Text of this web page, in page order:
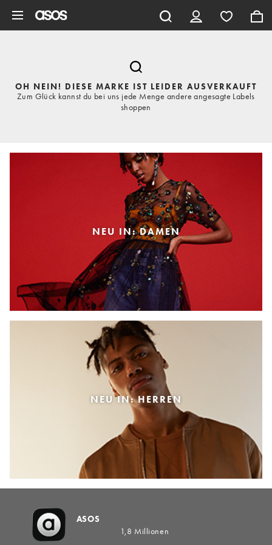
OH NEIN! DIESE MARKE IST LEIDER AUSVERKAUFT
Zum Glück kannst du bei uns jede Menge andere angesagte Labels
shoppen
NEU IN: DAMEN
NEU IN: HERREN
ASOS
1,8 Millionen